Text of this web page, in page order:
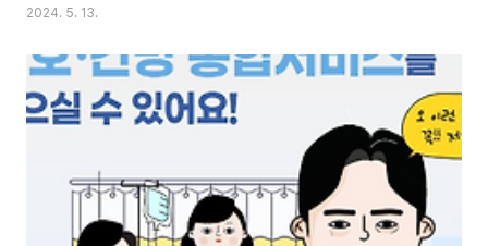
을 시작합니다. K-패스 카드 혜택 내용은? K-패스는 월 15회 이상 정기적으로
액의 일정비율(일반인 20%, 청년층 30%, 저소득층 53%)을 다음 달에 돌려
받을 수 있는 교통카드 입니다.참여 카드사별로 카드 이용 실적에 따라 추가 혜
택을 제공하여 이용자들의 교통비 부담을 한층 줄일 수 있을 것으로 기대됩니
다. 대중교통할인특약-자동차보험 확인하기 K-패스 카드 혜택 시작은? 2024
2024. 5. 13.